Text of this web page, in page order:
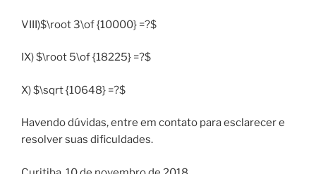
VIII)$\root 3\of {10000} =?$
IX) $\root 5\of {18225} =?$
X) $\sqrt {10648} =?$
Havendo dúvidas, entre em contato para esclarecer e
resolver suas dificuldades.